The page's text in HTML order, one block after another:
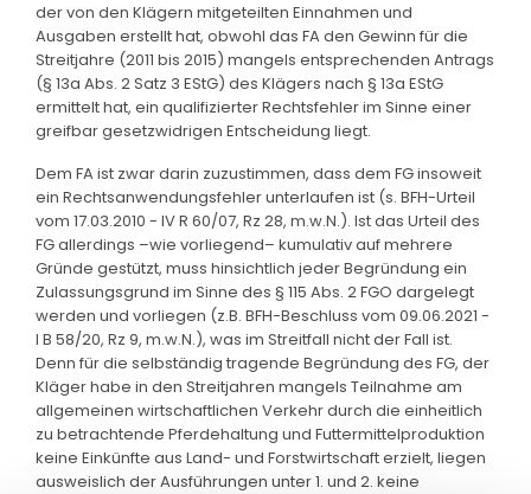
der von den Klägern mitgeteilten Einnahmen und
Ausgaben erstellt hat, obwohl das FA den Gewinn für die
Streitjahre (2011 bis 2015) mangels entsprechenden Antrags
(§ 13a Abs. 2 Satz 3 EStG) des Klägers nach § 13a EStG
ermittelt hat, ein qualifizierter Rechtsfehler im Sinne einer
greifbar gesetzwidrigen Entscheidung liegt.
Dem FA ist zwar darin zuzustimmen, dass dem FG insoweit
ein Rechtsanwendungsfehler unterlaufen ist (s. BFH-Urteil
vom 17.03.2010 - IV R 60/07, Rz 28, m.w.N.). Ist das Urteil des
FG allerdings –wie vorliegend– kumulativ auf mehrere
Gründe gestützt, muss hinsichtlich jeder Begründung ein
Zulassungsgrund im Sinne des § 115 Abs. 2 FGO dargelegt
werden und vorliegen (z.B. BFH-Beschluss vom 09.06.2021 -
I B 58/20, Rz 9, m.w.N.), was im Streitfall nicht der Fall ist.
Denn für die selbständig tragende Begründung des FG, der
Kläger habe in den Streitjahren mangels Teilnahme am
allgemeinen wirtschaftlichen Verkehr durch die einheitlich
zu betrachtende Pferdehaltung und Futtermittelproduktion
keine Einkünfte aus Land- und Forstwirtschaft erzielt, liegen
ausweislich der Ausführungen unter 1. und 2. keine